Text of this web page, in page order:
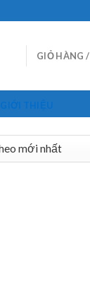
GIỎ HÀNG /
GIỚI THIỆU